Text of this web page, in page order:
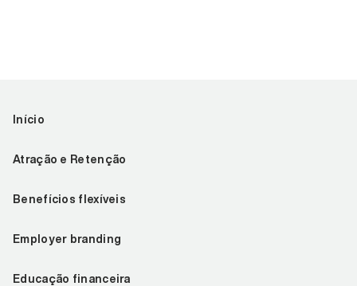
Início
Atração e Retenção
Benefícios flexíveis
Employer branding
Educação financeira